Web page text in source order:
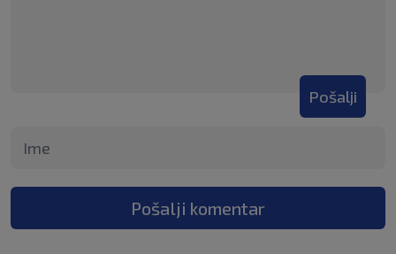
Pošalji
Pošalji komentar